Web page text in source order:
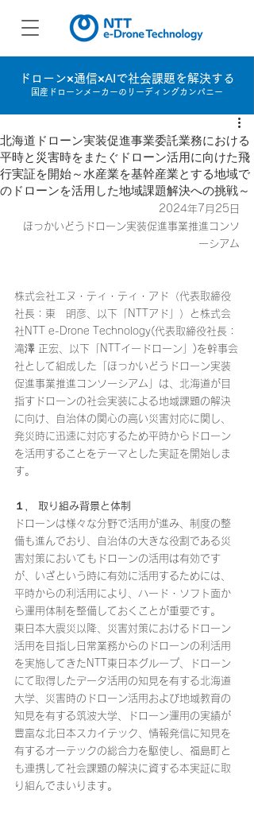
ドローン×通信×AIで社会課題を解決する
国産ドローンメーカーのリーディングカンパニー
北海道ドローン実装促進事業委託業務における
平時と災害時をまたぐドローン活用に向けた飛
行実証を開始～水産業を基幹産業とする地域で
のドローンを活用した地域課題解決への挑戦～
2024年7月25日
ほっかいどうドローン実装促進事業推進コンソ
ーシアム
株式会社エヌ・ティ・ティ・アド（代表取締役
社長：東　明彦、以下「NTTアド」）と株式会
社NTT e-Drone Technology(代表取締役社長：
滝澤 正宏、以下「NTTイードローン」)を幹事会
社として組成した「ほっかいどうドローン実装
促進事業推進コンソーシアム」は、北海道が目
指すドローンの社会実装による地域課題の解決
に向け、自治体の関心の高い災害対応に関し、
発災時に迅速に対応するため平時からドローン
を活用することをテーマとした実証を開始しま
す。
１， 取り組み背景と体制
ドローンは様々な分野で活用が進み、制度の整
備も進んでおり、自治体の大きな役割である災
害対策においてもドローンの活用は有効です
が、いざという時に有効に活用するためには、
平時からの利活用により、ハード・ソフト面か
ら運用体制を整備しておくことが重要です。
東日本大震災以降、災害対策におけるドローン
活用を目指し日常業務からのドローンの利活用
を実施してきたNTT東日本グループ、ドローン
にて取得したデータ活用の知見を有する北海道
大学、災害時のドローン活用および地域教育の
知見を有する筑波大学、ドローン運用の実績が
豊富な北日本スカイテック、情報発信に知見を
有するオーテックの総合力を駆使し、福島町と
も連携して社会課題の解決に資する本実証に取
り組んでまいります。